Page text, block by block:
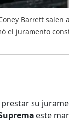
Barrett salen
el juramento
prestar su
este